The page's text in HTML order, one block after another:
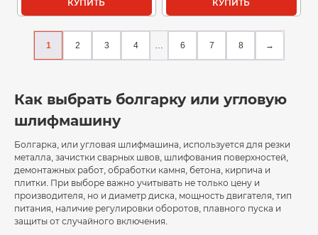
КУПИТЬ КУПИТЬ
1 2 3 4 6 7 8 →
Как выбрать болгарку или угловую
шлифмашину
Болгарка, или угловая шлифмашина, используется для резки
металла, зачистки сварных швов, шлифования поверхностей,
демонтажных работ, обработки камня, бетона, кирпича и
плитки. При выборе важно учитывать не только цену и
производителя, но и диаметр диска, мощность двигателя, тип
питания, наличие регулировки оборотов, плавного пуска и
защиты от случайного включения.